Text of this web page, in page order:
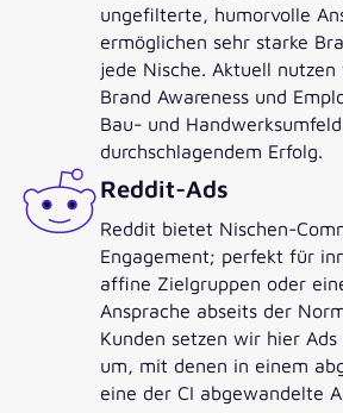
ungefilterte, humorvolle
ermöglichen sehr starke
jede Nische. Aktuell
Brand Awareness und
Bau- und
durchschlagendem Erfolg.
Reddit-Ads
Reddit bietet Nischen-
Engagement; perfekt für
affine Zielgruppen oder
Ansprache abseits der
Kunden setzen wir hier
um, mit denen in einem
eine der CI abgewandelte